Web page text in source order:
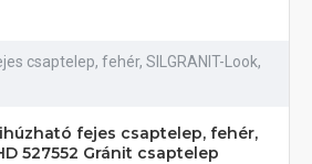
csaptelep, fehér, SILGRANIT-Look,
fejes csaptelep, fehér,
527552 Gránit csaptelep